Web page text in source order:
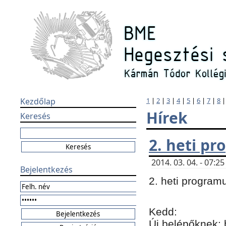
Kezdőlap
Keresés
Bejelentkezés
1 | 2 | 3 | 4| 5 | 6 | 7 | 8
Hírek
2. heti
2014. 03. 04. -
2. heti
Kedd: